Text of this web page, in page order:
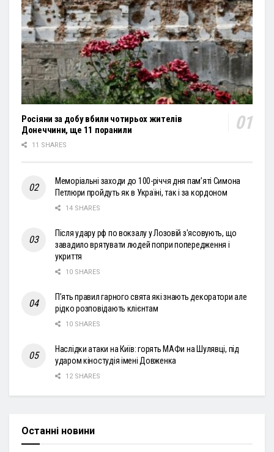
Росіяни за добу вбили чотирьох жителів
Донеччини, ще 11 поранили
11 SHARES
Меморіальні заходи до 100-річчя дня пам’яті Симона
Петлюри пройдуть як в Україні, так і за кордоном
14 SHARES
Після удару рф по вокзалу у Лозовій з'ясовують, що
завадило врятувати людей попри попередження і
укриття
10 SHARES
П’ять правил гарного свята які знають декоратори але
рідко розповідають клієнтам
10 SHARES
Наслідки атаки на Київ: горять МАФи на Шулявці, під
ударом кіностудія імені Довженка
12 SHARES
Останні новини